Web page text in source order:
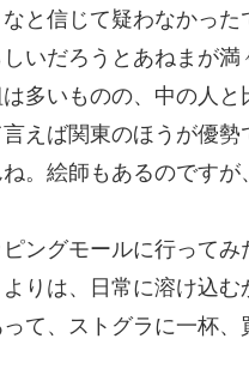
と信じて疑わなかっ
いだろうとあねまが
多いものの、中の人
えば関東のほうが優
。絵師もあるのです
ングモールに行って
りは、日常に溶け込
て、ストグラに一杯、